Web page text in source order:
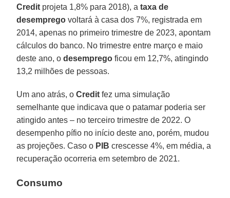
Credit projeta 1,8% para 2018), ataxa de
desemprego voltará à casa dos 7%, registrada em
2014, apenas no primeiro trimestre de 2023, apontam
cálculos do banco. No trimestre entre março e maio
deste ano, odesemprego ficou em 12,7%, atingindo
13,2 milhões de pessoas.
Um ano atrás, oCredit fez uma simulação
semelhante que indicava que o patamar poderia ser
atingido antes – no terceiro trimestre de 2022. O
desempenho pífio no início deste ano, porém, mudou
as projeções. Caso o PIB crescesse 4%, em média, a
recuperação ocorreria em setembro de 2021.
Consumo